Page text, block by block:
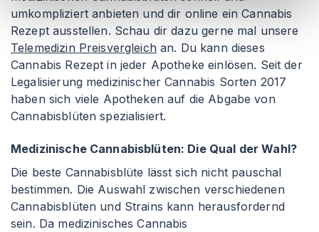
umkompliziert anbieten und dir online ein Cannabis
Rezept ausstellen. Schau dir dazu gerne mal unsere
Telemedizin Preisvergleich an. Du kann dieses
Cannabis Rezept in jeder Apotheke einlösen. Seit der
Legalisierung medizinischer Cannabis Sorten 2017
haben sich viele Apotheken auf die Abgabe von
Cannabisblüten spezialisiert.
Medizinische Cannabisblüten: Die Qual der Wahl?
Die beste Cannabisblüte lässt sich nicht pauschal
bestimmen. Die Auswahl zwischen verschiedenen
Cannabisblüten und Strains kann herausfordernd
sein. Da medizinisches Cannabis